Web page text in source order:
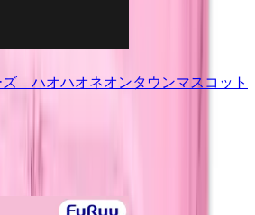
ハオハオネオンタウンマスコット